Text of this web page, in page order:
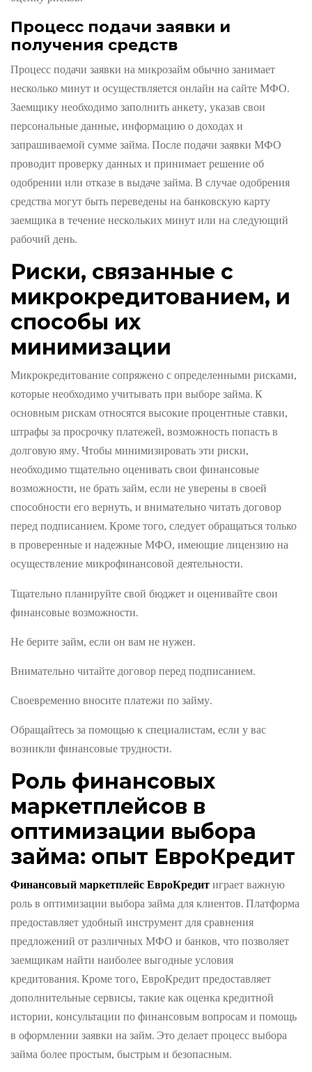
Процесс подачи заявки и
получения средств
Процесс подачи заявки на микрозайм обычно занимает
несколько минут и осуществляется онлайн на сайте МФО.
Заемщику необходимо заполнить анкету, указав свои
персональные данные, информацию о доходах и
запрашиваемой сумме займа. После подачи заявки МФО
проводит проверку данных и принимает решение об
одобрении или отказе в выдаче займа. В случае одобрения
средства могут быть переведены на банковскую карту
заемщика в течение нескольких минут или на следующий
рабочий день.
Риски, связанные с
микрокредитованием, и
способы их
минимизации
Микрокредитование сопряжено с определенными рисками,
которые необходимо учитывать при выборе займа. К
основным рискам относятся высокие процентные ставки,
штрафы за просрочку платежей, возможность попасть в
долговую яму. Чтобы минимизировать эти риски,
необходимо тщательно оценивать свои финансовые
возможности, не брать займ, если не уверены в своей
способности его вернуть, и внимательно читать договор
перед подписанием. Кроме того, следует обращаться только
в проверенные и надежные МФО, имеющие лицензию на
осуществление микрофинансовой деятельности.
Тщательно планируйте свой бюджет и оценивайте свои
финансовые возможности.
Не берите займ, если он вам не нужен.
Внимательно читайте договор перед подписанием.
Своевременно вносите платежи по займу.
Обращайтесь за помощью к специалистам, если у вас
возникли финансовые трудности.
Роль финансовых
маркетплейсов в
оптимизации выбора
займа: опыт ЕвроКредит
Финансовый маркетплейс ЕвроКредит играет важную
роль в оптимизации выбора займа для клиентов. Платформа
предоставляет удобный инструмент для сравнения
предложений от различных МФО и банков, что позволяет
заемщикам найти наиболее выгодные условия
кредитования. Кроме того, ЕвроКредит предоставляет
дополнительные сервисы, такие как оценка кредитной
истории, консультации по финансовым вопросам и помощь
в оформлении заявки на займ. Это делает процесс выбора
займа более простым, быстрым и безопасным.